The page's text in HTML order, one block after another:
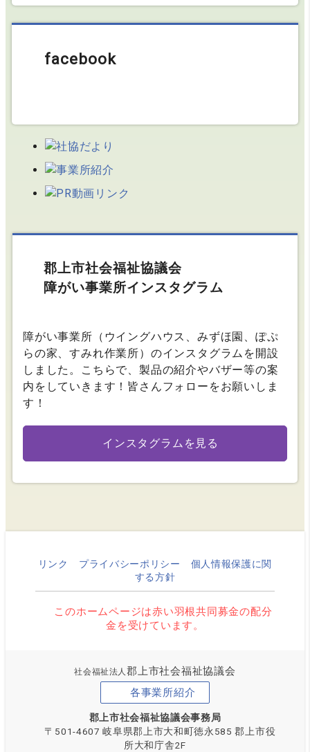
facebook
郡上市社会福祉協議会
障がい事業所インスタグラム
障がい事業所（ウイングハウス、みずほ園、ぽぷ
らの家、すみれ作業所）のインスタグラムを開設
しました。こちらで、製品の紹介やバザー等の案
内をしていきます！皆さんフォローをお願いしま
す！
インスタグラムを見る
リンク プライバシーポリシー
個人情報保護に関
する方針
このホームページは赤い羽根共同募金の配分
金を受けています。
社会福祉法人郡上市社会福祉協議会
各事業所紹介
郡上市社会福祉協議会事務局
〒501-4607 岐阜県郡上市大和町徳永585 郡上市役
所大和庁舎2F